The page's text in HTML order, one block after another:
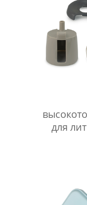
для